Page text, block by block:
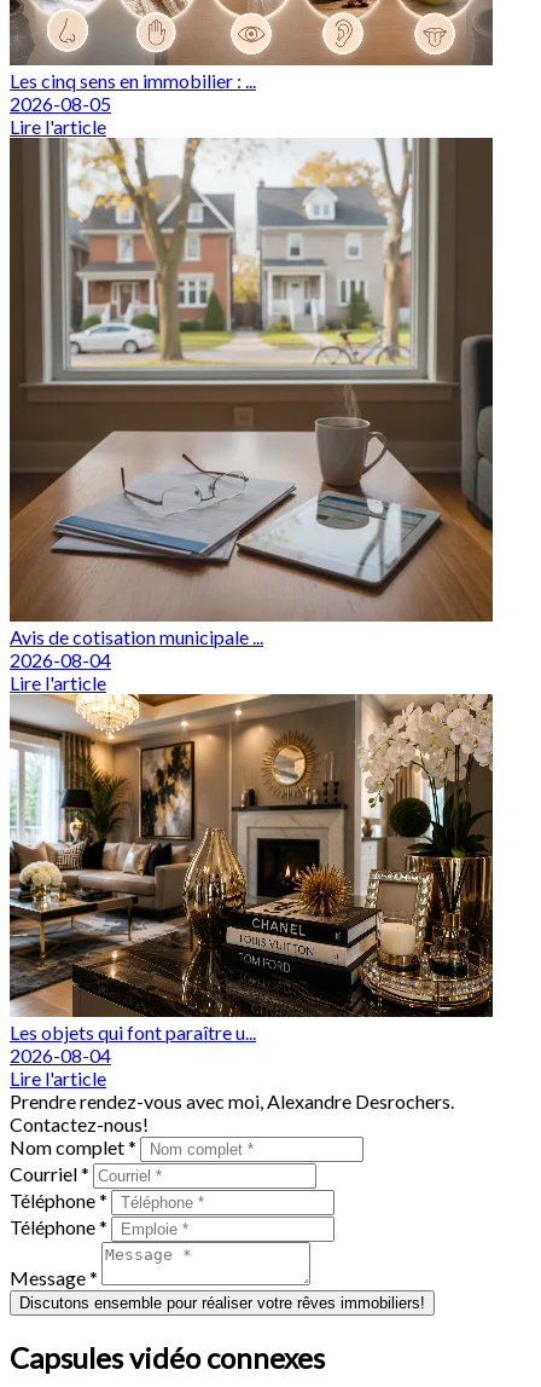
Les cinq sens en immobilier : ...
2026-08-05
Lire l'article
Avis de cotisation municipale ...
2026-08-04
Lire l'article
Les objets qui font paraître u...
2026-08-04
Lire l'article
Prendre rendez-vous avec moi, Alexandre Desrochers.
Contactez-nous!
Nom complet *
Courriel *
Téléphone *
Téléphone *
Message *
Discutons ensemble pour réaliser votre rêves immobiliers!
Capsules vidéo connexes